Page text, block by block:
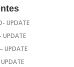
UPDATE
UPDATE
UPDATE